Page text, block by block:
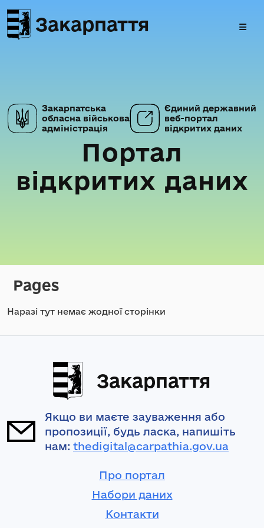
Закарпаття
Закарпатська
обласна військова
адміністрація
Єдиний державний
веб-портал
відкритих даних
Портал
відкритих даних
Pages
Наразі тут немає жодної сторінки
Закарпаття
Якщо ви маєте зауваження або
пропозиції, будь ласка, напишіть
нам: thedigital@carpathia.gov.ua
Про портал
Набори даних
Контакти